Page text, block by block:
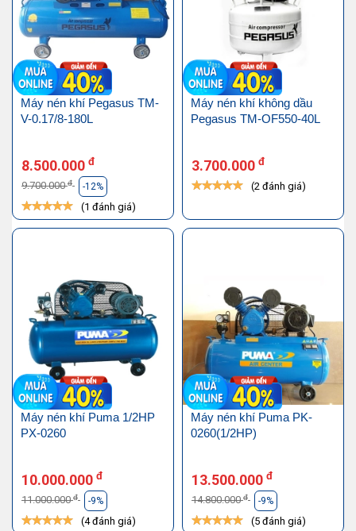
Máy nén khí Pegasus TM-
V-0.17/8-180L
8.500.000 đ
9.700.000đ -12%
(1 đánh giá)
Máy nén khí không dầu
Pegasus TM-OF550-40L
3.700.000 đ
(2 đánh giá)
Máy nén khí Puma 1/2HP
PX-0260
10.000.000 đ
11.000.000đ -9%
(4 đánh giá)
Máy nén khí Puma PK-
0260(1/2HP)
13.500.000 đ
14.800.000đ -9%
(5 đánh giá)